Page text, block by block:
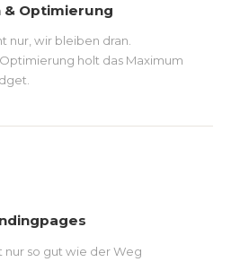
& Optimierung
nur, wir bleiben dran.
holt das Maximum
nur so gut wie der Weg